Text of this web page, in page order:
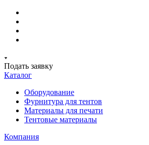
Подать заявку
Каталог
Оборудование
Фурнитура для тентов
Материалы для печати
Тентовые материалы
Компания